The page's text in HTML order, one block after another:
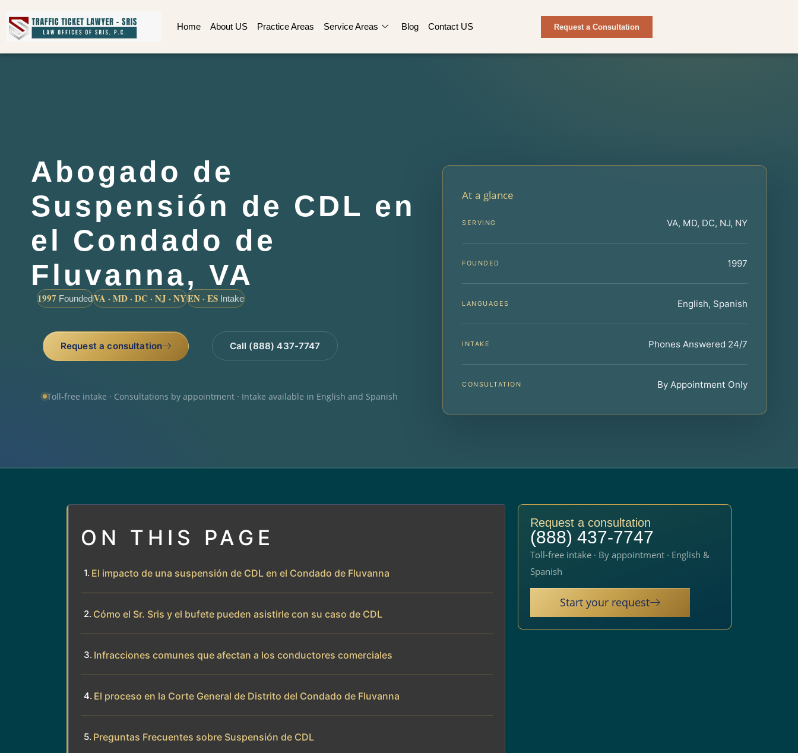
Home About US Practice Areas Service Areas Blog Contact US Request a Consultation
Abogado de
Suspensión de CDL en
el Condado de
Fluvanna, VA
1997 FoundedVA · MD · DC · NJ · NYEN · ES Intake
Request a consultation Call (888) 437-7747
Toll-free intake · Consultations by appointment · Intake available in English and Spanish
At a glance
SERVING VA, MD, DC, NJ, NY
FOUNDED 1997
LANGUAGES English, Spanish
INTAKE Phones Answered 24/7
CONSULTATION By Appointment Only
ON THIS PAGE
El impacto de una suspensión de CDL en el Condado de Fluvanna
Cómo el Sr. Sris y el bufete pueden asistirle con su caso de CDL
Infracciones comunes que afectan a los conductores comerciales
El proceso en la Corte General de Distrito del Condado de Fluvanna
Preguntas Frecuentes sobre Suspensión de CDL
Request a consultation
(888) 437-7747
Toll-free intake · By appointment · English &
Spanish
Start your request